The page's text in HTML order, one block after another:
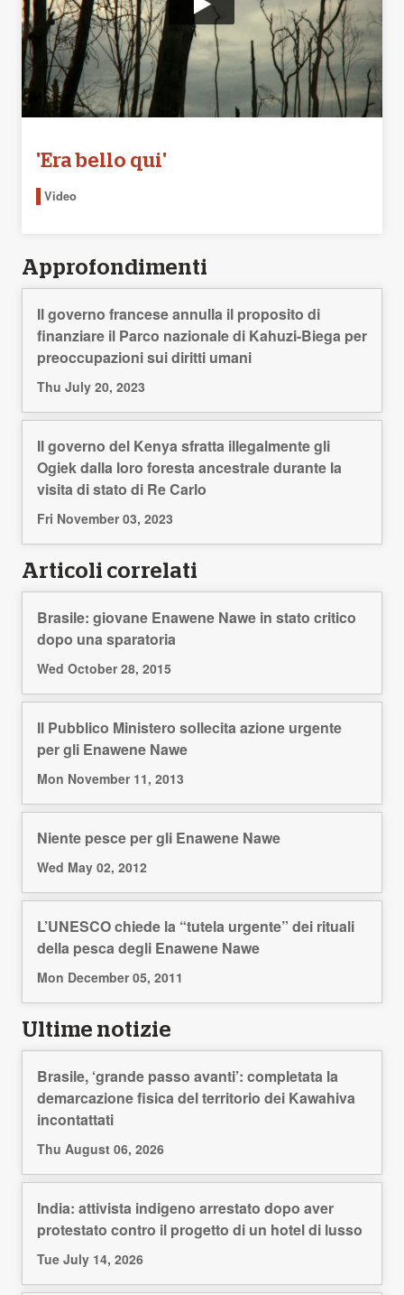
'Era bello qui'
Video
Approfondimenti
Il governo francese annulla il proposito di
finanziare il Parco nazionale di Kahuzi-Biega per
preoccupazioni sui diritti umani
Thu July 20, 2023
Il governo del Kenya sfratta illegalmente gli
Ogiek dalla loro foresta ancestrale durante la
visita di stato di Re Carlo
Fri November 03, 2023
Articoli correlati
Brasile: giovane Enawene Nawe in stato critico
dopo una sparatoria
Wed October 28, 2015
Il Pubblico Ministero sollecita azione urgente
per gli Enawene Nawe
Mon November 11, 2013
Niente pesce per gli Enawene Nawe
Wed May 02, 2012
L’UNESCO chiede la “tutela urgente” dei rituali
della pesca degli Enawene Nawe
Mon December 05, 2011
Ultime notizie
Brasile, ‘grande passo avanti’: completata la
demarcazione fisica del territorio dei Kawahiva
incontattati
Thu August 06, 2026
India: attivista indigeno arrestato dopo aver
protestato contro il progetto di un hotel di lusso
Tue July 14, 2026